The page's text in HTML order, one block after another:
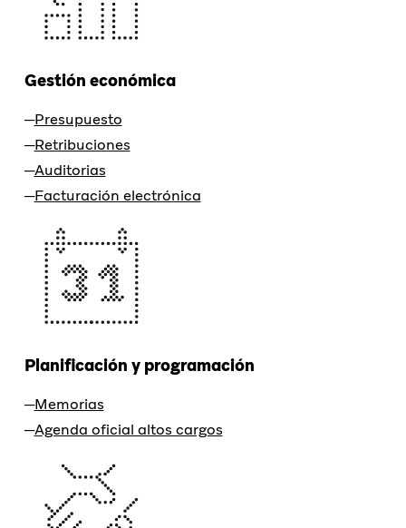
Gestión económica
Presupuesto
Retribuciones
Auditorias
Facturación electrónica
Planificación y programación
Memorias
Agenda oficial altos cargos